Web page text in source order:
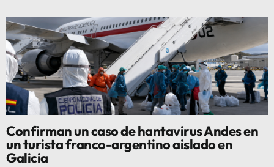
Confirman un caso de hantavirus Andes en
un turista franco-argentino aislado en
Galicia